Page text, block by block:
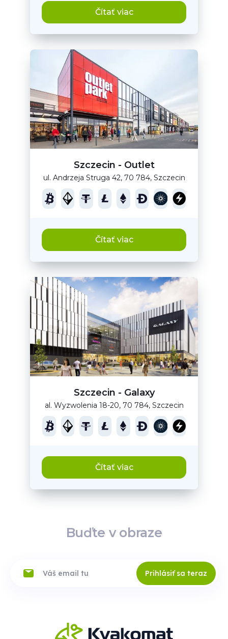
Čítať viac
Szczecin - Outlet
ul. Andrzeja Struga 42, 70 784, Szczecin
Čítať viac
Szczecin - Galaxy
al. Wyzwolenia 18-20, 70 784, Szczecin
Čítať viac
Buďte v obraze
Prihlásiť sa teraz